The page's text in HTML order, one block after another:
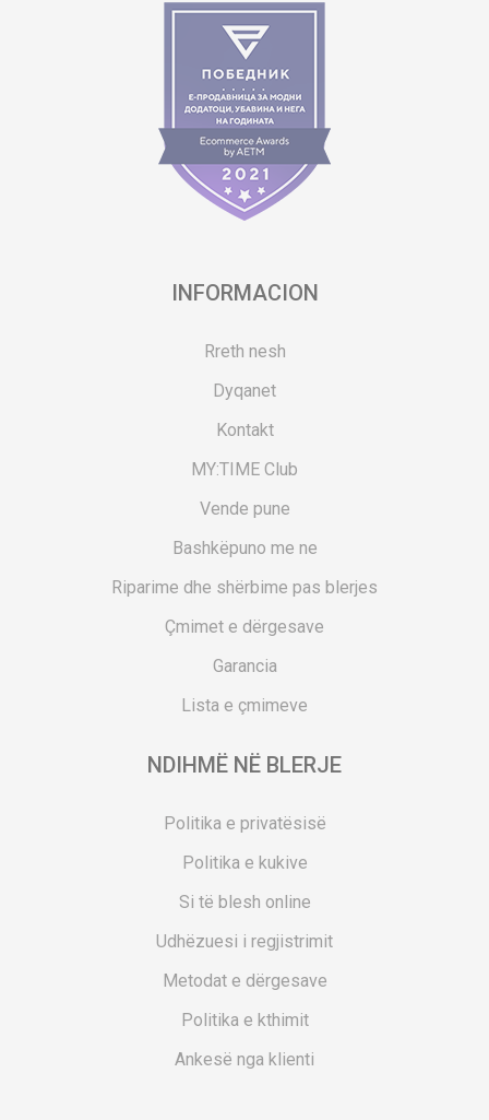
INFORMACION
Rreth nesh
Dyqanet
Kontakt
MY:TIME Club
Vende pune
Bashkëpuno me ne
Riparime dhe shërbime pas blerjes
Çmimet e dërgesave
Garancia
Lista e çmimeve
NDIHMË NË BLERJE
Politika e privatësisë
Politika e kukive
Si të blesh online
Udhëzuesi i regjistrimit
Metodat e dërgesave
Politika e kthimit
Ankesë nga klienti